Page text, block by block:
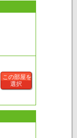
この部屋を
選択